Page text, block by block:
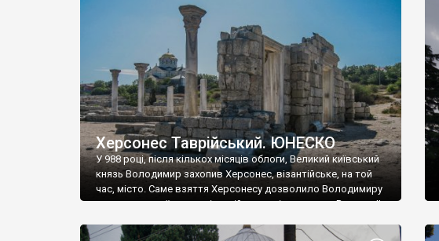
візантійської доби. Раритети викрадені з фондів об’єкту
культурної спадщини ЮНЕСКО «Херсонеса Таврійського».
Офіційно – на виставку «Золото Візантії», але експерти та
влада в Україні вважають це лише […]
Херсонес Таврійський. ЮНЕСКО
У 988 році, після кількох місяців облоги, Великий київський
князь Володимир захопив Херсонес, візантійське, на той
час, місто. Саме взяття Херсонесу дозволило Володимиру
диктувати свої умови візантійському імператору Василю ІІ,
Херсонесі Володимир-язичник, став Василем-